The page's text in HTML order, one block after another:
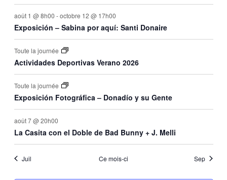
août 1 @ 8h00 -octobre 12 @ 17h00
Exposición – Sabina por aquí: Santi Donaire
Toute la journée
Actividades Deportivas Verano 2026
Toute la journée
Exposición Fotográfica – Donadío y su Gente
août 7 @ 20h00
La Casita con el Doble de Bad Bunny + J. Melli
Juil Ce mois-ci Sep